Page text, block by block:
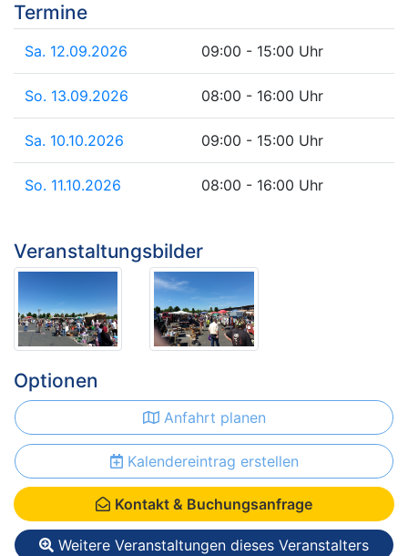
Termine
Sa. 12.09.2026 09:00 - 15:00 Uhr
So. 13.09.2026 08:00 - 16:00 Uhr
Sa. 10.10.2026 09:00 - 15:00 Uhr
So. 11.10.2026 08:00 - 16:00 Uhr
Veranstaltungsbilder
Optionen
Anfahrt planen
Kalendereintrag erstellen
Kontakt & Buchungsanfrage
Weitere Veranstaltungen dieses Veranstalters